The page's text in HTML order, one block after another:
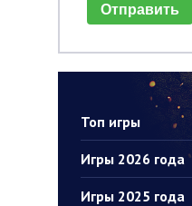
Топ игры
Игры 2026 года
Игры 2025 года
Отправить